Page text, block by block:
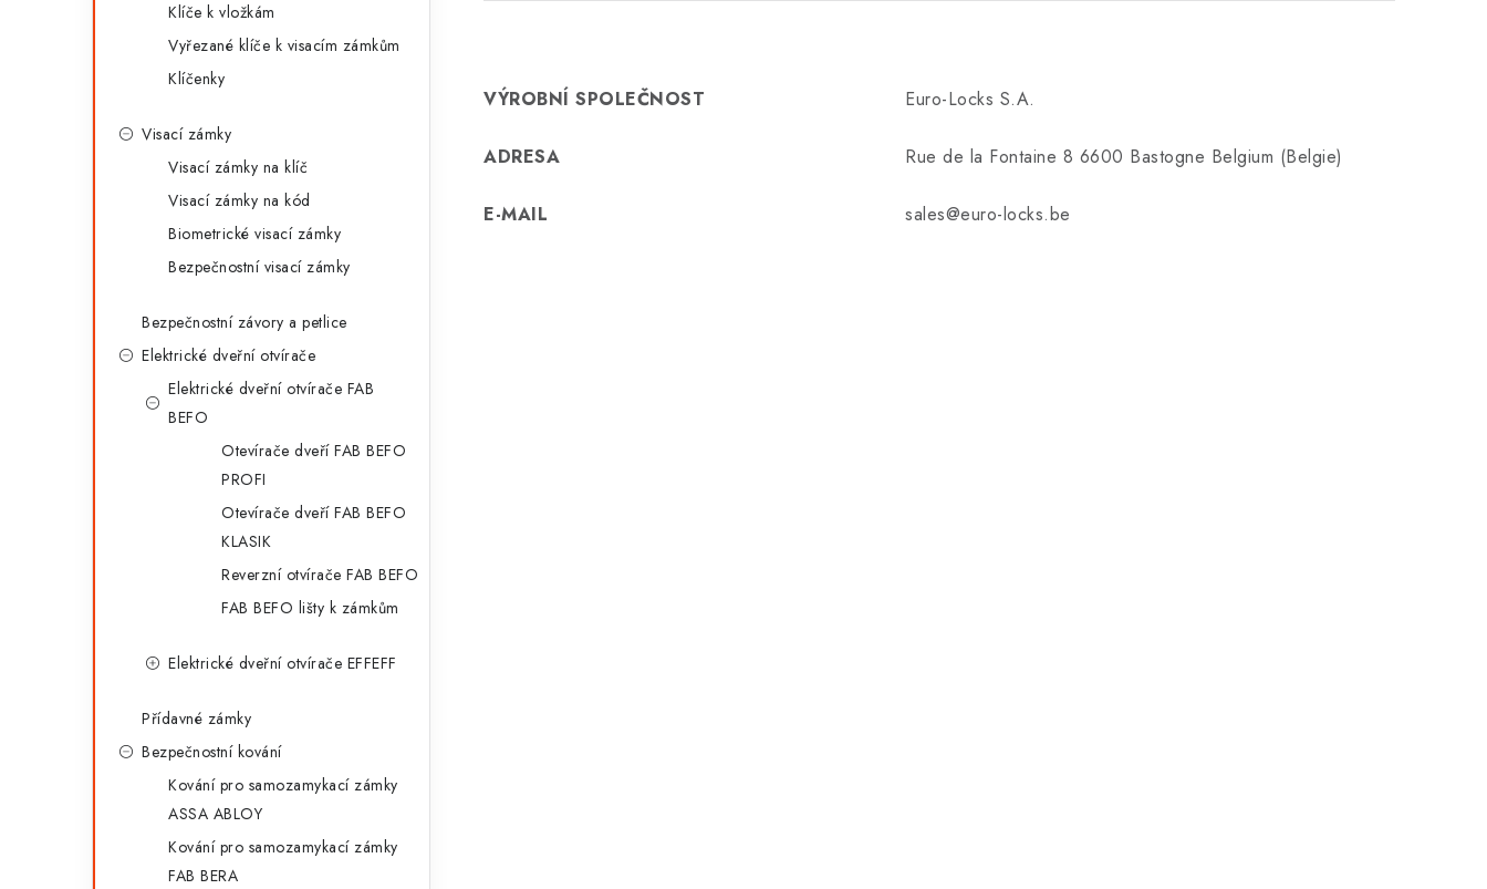
Klíče k vložkám
Vyřezané klíče k visacím zámkům
Klíčenky
Visací zámky
Visací zámky na klíč
Visací zámky na kód
Biometrické visací zámky
Bezpečnostní visací zámky
Bezpečnostní závory a petlice
Elektrické dveřní otvírače
Elektrické dveřní otvírače FAB
BEFO
Otevírače dveří FAB BEFO
PROFI
Otevírače dveří FAB BEFO
KLASIK
Reverzní otvírače FAB BEFO
FAB BEFO lišty k zámkům
Elektrické dveřní otvírače EFFEFF
Přídavné zámky
Bezpečnostní kování
Kování pro samozamykací zámky
ASSA ABLOY
Kování pro samozamykací zámky
FAB BERA
VÝROBNÍ SPOLEČNOST Euro-Locks S.A.
ADRESA Rue de la Fontaine 8 6600 Bastogne Belgium (Belgie)
E-MAIL sales@euro-locks.be